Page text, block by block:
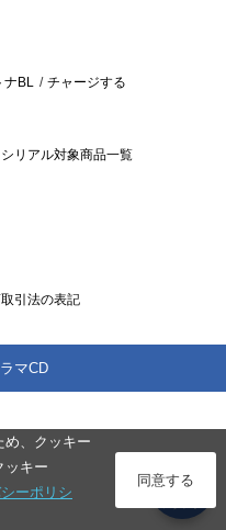
ナBL チャージする
シリアル対象商品一覧
引法の表記
マCD
め、クッキー
ッキー
ーポリシ
同意する